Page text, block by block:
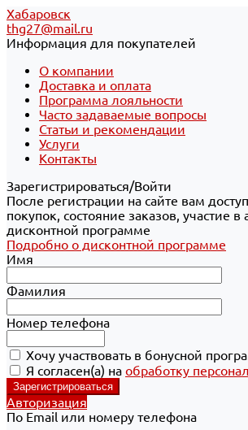
Хабаровск
thg27@mail.ru
Информация для покупателей
О компании
Доставка и оплата
Программа лояльности
Часто задаваемые вопросы
Статьи и рекомендации
Услуги
Контакты
Зарегистрироваться/Войти
После регистрации на сайте вам
покупок, состояние заказов, участие в
дисконтной программе
Подробно о дисконтной программе
Имя
Фамилия
Номер телефона
Хочу участвовать в бонусной
Я согласен(а) на обработку
Авторизация
По Email или номеру телефона